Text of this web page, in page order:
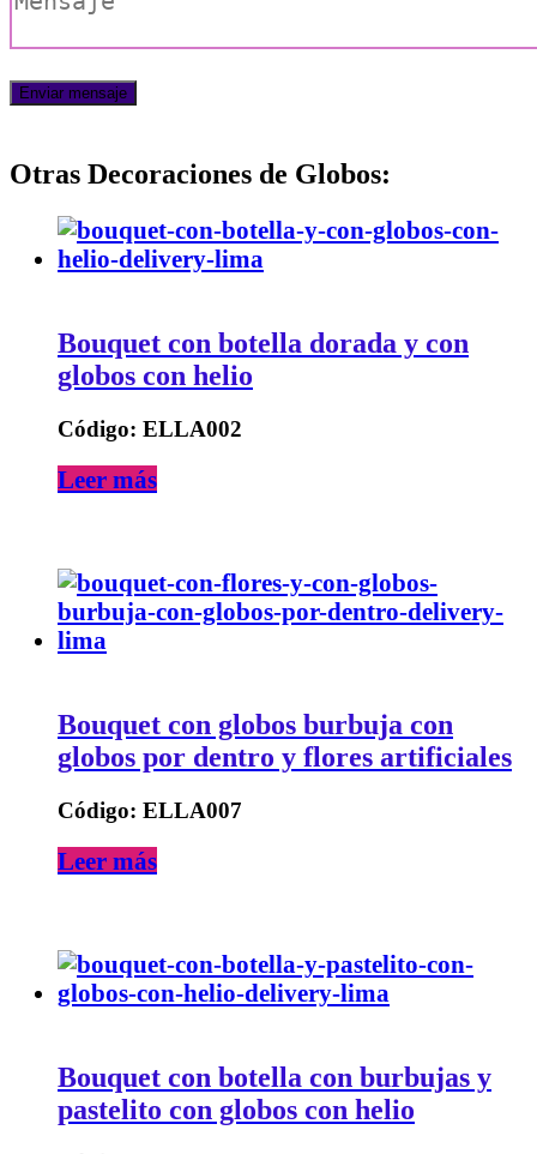
Otras Decoraciones de Globos:
Bouquet con botella dorada y con
globos con helio
Código: ELLA002
Leer más
Bouquet con globos burbuja con
globos por dentro y flores artificiales
Código: ELLA007
Leer más
Bouquet con botella con burbujas y
pastelito con globos con helio